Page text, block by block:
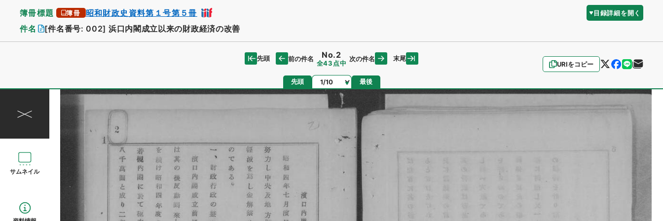
簿冊標題 簿冊 昭和財政史資料第１号第５冊 目録詳細を開く
件名 [件名番号: 002] 浜口内閣成立以来の財政経済の改善
URIをコピー
先頭 前の件名 No.2
全43点中
次の件名 末尾
先頭 ページ 最後
サムネイル